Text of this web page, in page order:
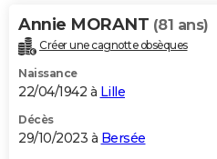
Annie MORANT (81 ans)
Créer une cagnotte obsèques
Naissance
22/04/1942 à Lille
Décès
29/10/2023 à Bersée